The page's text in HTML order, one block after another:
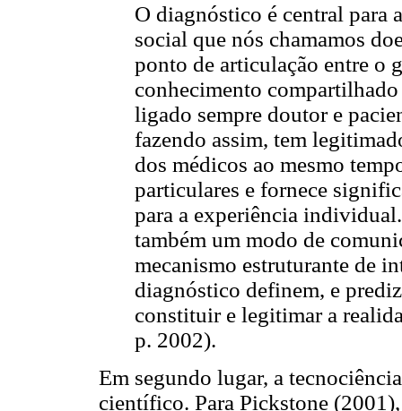
O diagnóstico é central para
social que nós chamamos
ponto de articulação entre o
conhecimento
ligado sempre doutor e
fazendo assim, tem
dos médicos ao mesmo
particulares e fornece
para a experiência
também um modo de
mecanismo estruturante de
diagnóstico definem, e
constituir e legitimar a
p. 2002).
Em segundo lugar, a
científico. Para Pickstone